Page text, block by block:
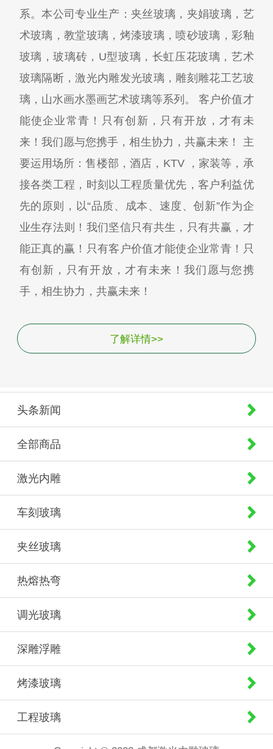
系。本公司专业生产：夹丝玻璃，夹娟玻璃，艺
术玻璃，教堂玻璃，烤漆玻璃，喷砂玻璃，彩釉
玻璃，玻璃砖，U型玻璃，长虹压花玻璃，艺术
玻璃隔断，激光内雕发光玻璃，雕刻雕花工艺玻
璃，山水画水墨画艺术玻璃等系列。 客户价值才
能使企业常青！只有创新，只有开放，才有未
来！我们愿与您携手，相生协力，共赢未来！ 主
要运用场所：售楼部，酒店，KTV ，家装等，承
接各类工程，时刻以工程质量优先，客户利益优
先的原则，以“品质、成本、速度、创新”作为企
业生存法则！我们坚信只有共生，只有共赢，才
能正真的赢！只有客户价值才能使企业常青！只
有创新，只有开放，才有未来！我们愿与您携
手，相生协力，共赢未来！
了解详情>>
头条新闻
全部商品
激光内雕
车刻玻璃
夹丝玻璃
热熔热弯
调光玻璃
深雕浮雕
烤漆玻璃
工程玻璃